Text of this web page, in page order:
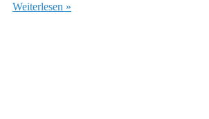
Weiterlesen »